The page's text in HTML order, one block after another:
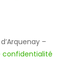
–
confidentialité